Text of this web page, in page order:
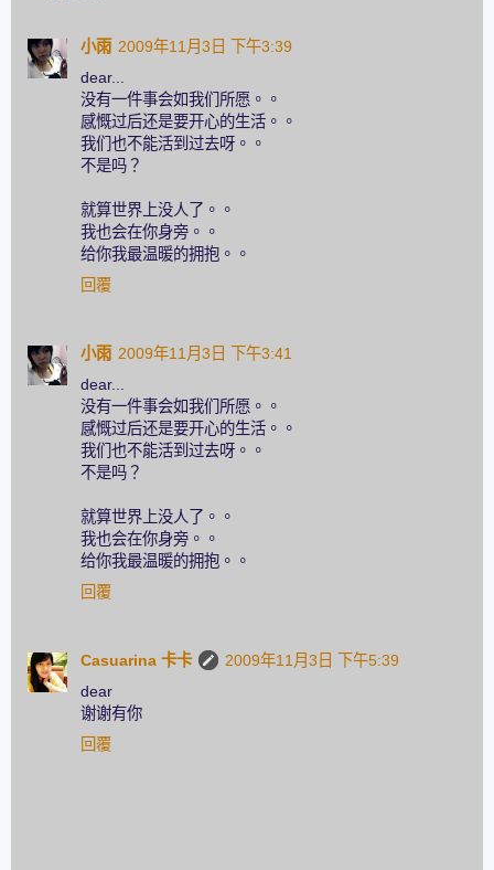
小雨 2009年11月3日 下午3:39
dear...
没有一件事会如我们所愿。。
感慨过后还是要开心的生活。。
我们也不能活到过去呀。。
不是吗？
就算世界上没人了。。
我也会在你身旁。。
给你我最温暖的拥抱。。
回覆
小雨 2009年11月3日 下午3:41
dear...
没有一件事会如我们所愿。。
感慨过后还是要开心的生活。。
我们也不能活到过去呀。。
不是吗？
就算世界上没人了。。
我也会在你身旁。。
给你我最温暖的拥抱。。
回覆
Casuarina 卡卡
2009年11月3日 下午5:39
dear
谢谢有你
回覆